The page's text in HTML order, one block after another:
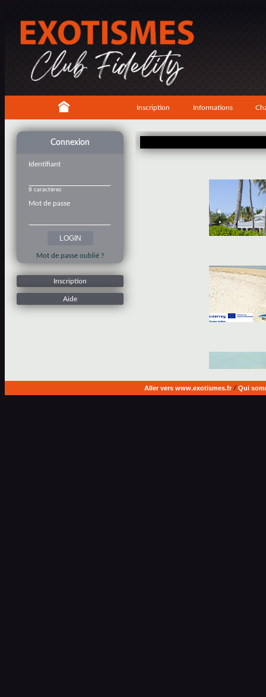
Inscription Informations
Connexion
Identifiant
8 caractères
Mot de passe
Mot de passe oublié ?
Inscription
Aide
Aller vers www.exotismes.fr/ Qui